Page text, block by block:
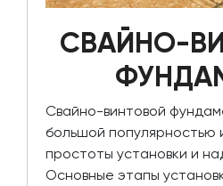
СВАЙНО-
Свайно-винтовой
большой популярностью
простоты установки и
Основные этапы